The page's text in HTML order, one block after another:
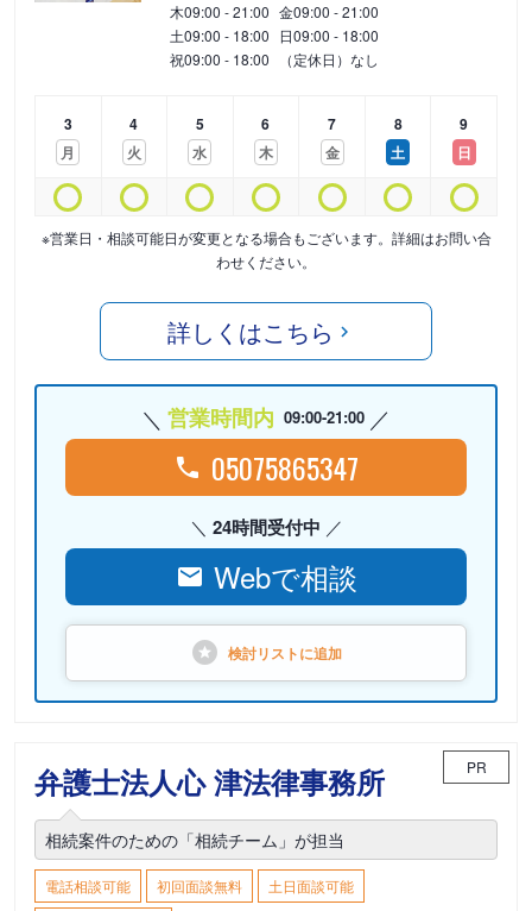
木09:00 - 21:00 金09:00 - 21:00
土09:00 - 18:00 日09:00 - 18:00
祝09:00 - 18:00 （定休日）なし
3
月
4
火
5
水
6
木
7
金
8
土
9
日
※営業日・相談可能日が変更となる場合もございます。詳細はお問い合
わせください。
詳しくはこちら
営業時間内 09:00-21:00
05075865347
24時間受付中
Webで相談
検討リストに追加
弁護士法人心 津法律事務所 PR
相続案件のための「相続チーム」が担当
電話相談可能 初回面談無料 土日面談可能